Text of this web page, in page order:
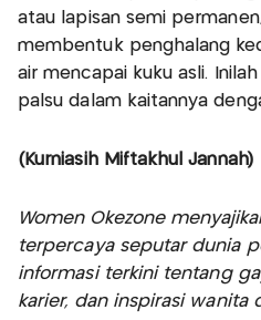
atau lapisan semi
membentuk penghalang
air mencapai kuku asli.
palsu dalam kaitannya
(Kurniasih Miftakhul Jannah)
Women Okezone
terpercaya seputar dunia
informasi terkini tentang
karier, dan inspirasi wanita